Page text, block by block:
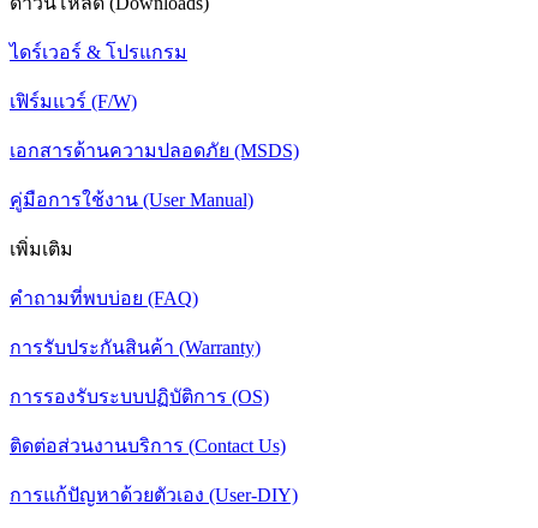
ไดร์เวอร์ & โปรแกรม
เฟิร์มแวร์ (F/W)
เอกสารด้านความปลอดภัย (MSDS)
คู่มือการใช้งาน (User Manual)
เพิ่มเติม
คำถามที่พบบ่อย (FAQ)
การรับประกันสินค้า (Warranty)
การรองรับระบบปฏิบัติการ (OS)
ติดต่อส่วนงานบริการ (Contact Us)
การแก้ปัญหาด้วยตัวเอง (User-DIY)